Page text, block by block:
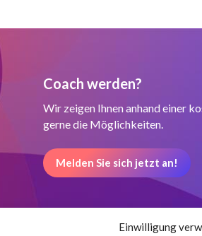
Einwilligung
Coach werden?
Wir zeigen Ihnen anhand einer
gerne die Möglichkeiten.
Melden Sie sich jetzt an!